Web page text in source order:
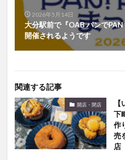
2026年5月14日
大分駅前で『OAB パンで
開催されるようです
関連する記事
開店・閉店
下
作
売
店